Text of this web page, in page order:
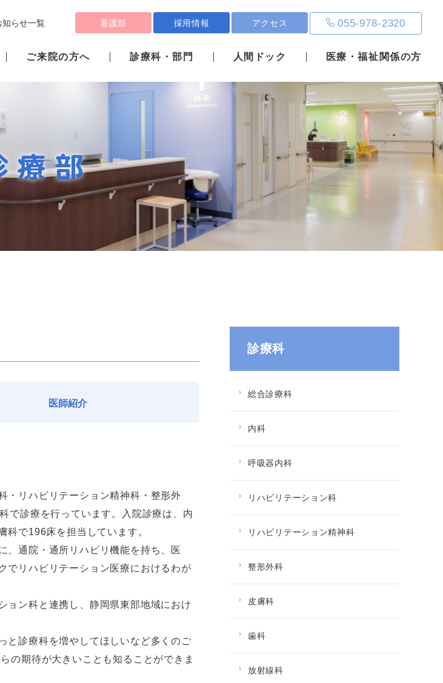
知らせ一覧 看護部 採用情報 アクセス 055-978-2320
ご来院の方へ 診療科・部門 人間ドック 医療・福祉関係の方
療部
医師紹介
・リハビリテーション精神科・整形外
科で診療を行っています。入院診療は、内
科で196床を担当しています。
、通院・通所リハビリ機能を持ち、医
でリハビリテーション医療におけるわが
ョン科と連携し、静岡県東部地域におけ
と診療科を増やしてほしいなど多くのご
の期待が大きいことも知ることができま
診療科
総合診療科
内科
呼吸器内科
リハビリテーション科
リハビリテーション精神科
整形外科
皮膚科
歯科
放射線科